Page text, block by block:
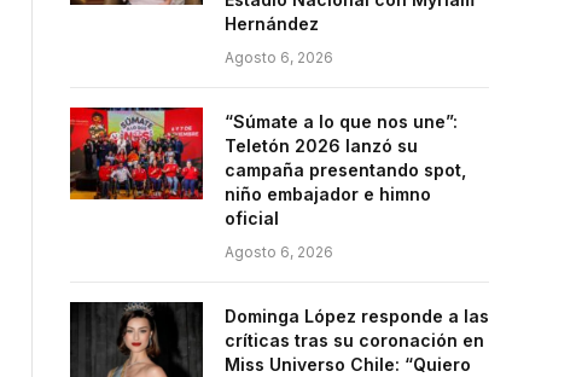
Hernández
Agosto 6, 2026
“Súmate a lo que nos une”:
Teletón 2026 lanzó su
campaña presentando spot,
niño embajador e himno
oficial
Agosto 6, 2026
Dominga López responde a las
críticas tras su coronación en
Miss Universo Chile: “Quiero